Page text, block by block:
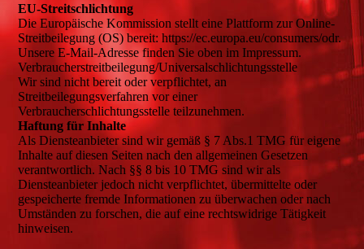
EU-Streitschlichtung
Die Europäische Kommission stellt eine Plattform zur Online-
Streitbeilegung (OS) bereit: https://ec.europa.eu/consumers/odr.
Unsere E-Mail-Adresse finden Sie oben im Impressum.
Verbraucher­streit­beilegung/Universal­schlichtungs­stelle
Wir sind nicht bereit oder verpflichtet, an
Streitbeilegungsverfahren vor einer
Verbraucherschlichtungsstelle teilzunehmen.
Haftung für Inhalte
Als Diensteanbieter sind wir gemäß § 7 Abs.1 TMG für eigene
Inhalte auf diesen Seiten nach den allgemeinen Gesetzen
verantwortlich. Nach §§ 8 bis 10 TMG sind wir als
Diensteanbieter jedoch nicht verpflichtet, übermittelte oder
gespeicherte fremde Informationen zu überwachen oder nach
Umständen zu forschen, die auf eine rechtswidrige Tätigkeit
hinweisen.